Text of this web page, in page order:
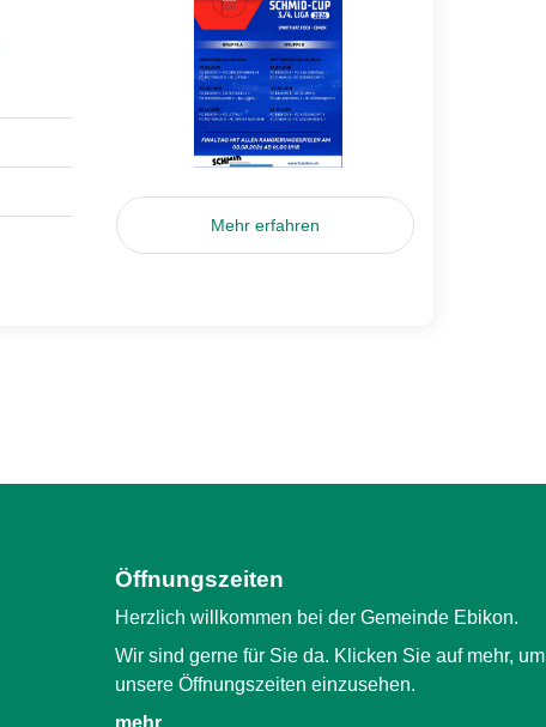
Mehr erfahren
Öffnungszeiten
Herzlich willkommen bei der Gemeinde Ebikon.
Wir sind gerne für Sie da. Klicken Sie auf mehr, um
unsere Öffnungszeiten einzusehen.
mehr… …